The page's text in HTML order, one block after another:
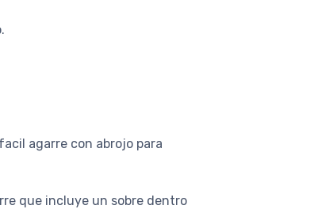
agarre con abrojo para
que incluye un sobre dentro